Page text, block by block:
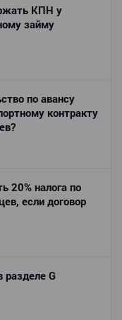
КПН у
займу
по авансу
контракту
20% налога по
если договор
G